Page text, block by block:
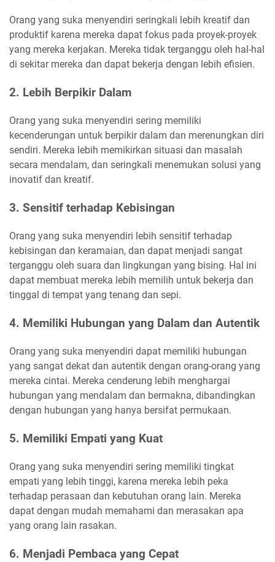
Orang yang suka menyendiri seringkali lebih kreatif dan
produktif karena mereka dapat fokus pada proyek-proyek
yang mereka kerjakan. Mereka tidak terganggu oleh hal-hal
di sekitar mereka dan dapat bekerja dengan lebih efisien.
2. Lebih Berpikir Dalam
Orang yang suka menyendiri sering memiliki
kecenderungan untuk berpikir dalam dan merenungkan diri
sendiri. Mereka lebih memikirkan situasi dan masalah
secara mendalam, dan seringkali menemukan solusi yang
inovatif dan kreatif.
3. Sensitif terhadap Kebisingan
Orang yang suka menyendiri lebih sensitif terhadap
kebisingan dan keramaian, dan dapat menjadi sangat
terganggu oleh suara dan lingkungan yang bising. Hal ini
dapat membuat mereka lebih memilih untuk bekerja dan
tinggal di tempat yang tenang dan sepi.
4. Memiliki Hubungan yang Dalam dan Autentik
Orang yang suka menyendiri dapat memiliki hubungan
yang sangat dekat dan autentik dengan orang-orang yang
mereka cintai. Mereka cenderung lebih menghargai
hubungan yang mendalam dan bermakna, dibandingkan
dengan hubungan yang hanya bersifat permukaan.
5. Memiliki Empati yang Kuat
Orang yang suka menyendiri sering memiliki tingkat
empati yang lebih tinggi, karena mereka lebih peka
terhadap perasaan dan kebutuhan orang lain. Mereka
dapat dengan mudah memahami dan merasakan apa
yang orang lain rasakan.
6. Menjadi Pembaca yang Cepat